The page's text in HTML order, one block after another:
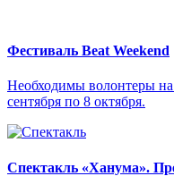
Фестиваль Beat Weekend
Необходимы волонтеры на
сентября по 8 октября.
Спектакль «Ханума».